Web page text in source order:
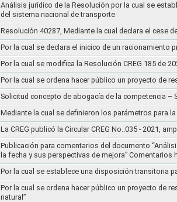
Análisis jurídico de la Resolución por la cual se
del sistema nacional de transporte
Resolución 40287, Mediante la cual declara el cese
Por la cual se declara el inicico de un racionamiento
Por la cual se modifica la Resolución CREG 185 de
Por la cual se ordena hacer público un proyecto de
Solicitud concepto de abogacía de la competencia –
Mediante la cual se definieron los parámetros para
La CREG publicó la Circular CREG No..035 - 2021,
Publicación para comentarios del documento
la fecha y sus perspectivas de mejora”
Por la cual se establece una disposición transitoria
Por la cual se ordena hacer público un proyecto de
natural”